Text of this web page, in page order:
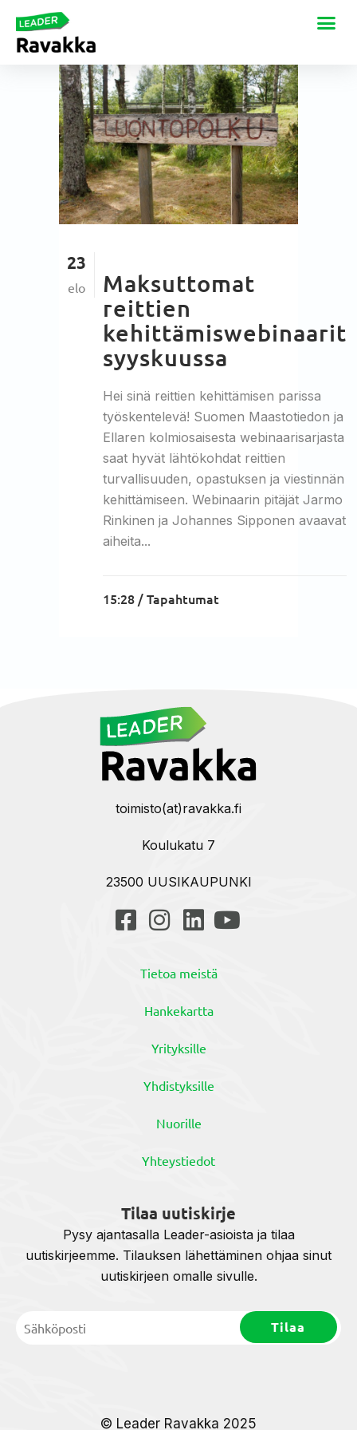
23
elo
Maksuttomat
reittien
kehittämiswebinaarit
syyskuussa
Hei sinä reittien kehittämisen parissa
työskentelevä! Suomen Maastotiedon ja
Ellaren kolmiosaisesta webinaarisarjasta
saat hyvät lähtökohdat reittien
turvallisuuden, opastuksen ja viestinnän
kehittämiseen. Webinaarin pitäjät Jarmo
Rinkinen ja Johannes Sipponen avaavat
aiheita...
15:28 /Tapahtumat
toimisto(at)ravakka.fi
Koulukatu 7
23500 UUSIKAUPUNKI
Tietoa meistä
Hankekartta
Yrityksille
Yhdistyksille
Nuorille
Yhteystiedot
Tilaa uutiskirje
Pysy ajantasalla Leader-asioista ja tilaa
uutiskirjeemme. Tilauksen lähettäminen ohjaa sinut
uutiskirjeen omalle sivulle.
© Leader Ravakka 2025